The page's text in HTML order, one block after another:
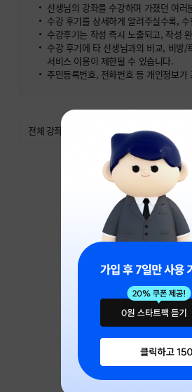
선생님의 강좌를 수강하며 가졌던 여러
수강 후기를 상세하게 알려주실수록,
수강후기는 작성 즉시 노출되고, 작성
수강 후기에 타 선생님과의 비교, 비방
서비스 이용이 제한될 수 있습니다.
주민등록번호, 전화번호 등 개인정보